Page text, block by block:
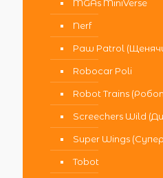
MGAs MiniVerse
Nerf
Paw Patrol
Robocar Poli
Robot Trains
Screechers Wild
Super Wings
Tobot